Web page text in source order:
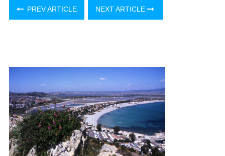
PREV ARTICLE NEXT ARTICLE